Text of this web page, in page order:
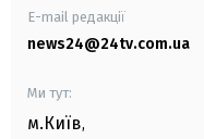
E-mail редакції
news24@24tv.com.ua
Ми тут:
м.Київ,